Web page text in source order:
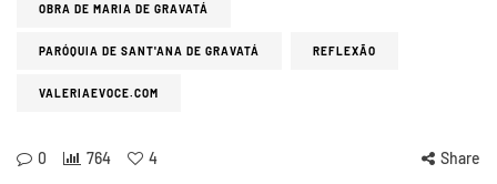
OBRA DE MARIA DE GRAVATÁ
PARÓQUIA DE SANT'ANA DE GRAVATÁ REFLEXÃO
VALERIAEVOCE.COM
0 764 4 Share